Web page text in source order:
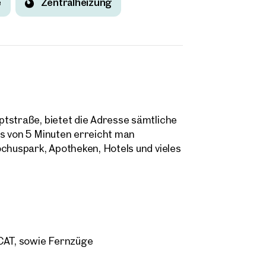
bietet die Adresse sämtliche
von 5 Minuten erreicht man
Apotheken, Hotels und vieles
sowie Fernzüge